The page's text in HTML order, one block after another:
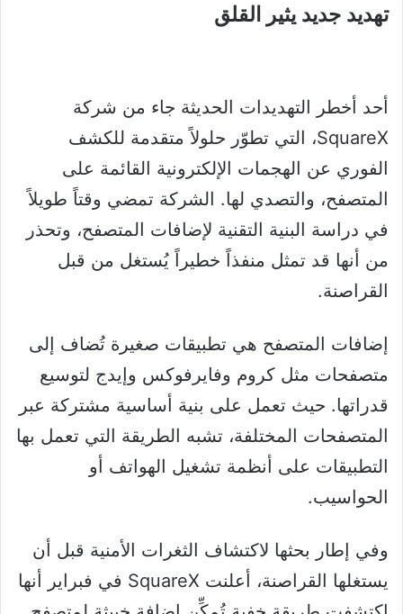
تهديد جديد يثير القلق
أحد أخطر التهديدات الحديثة جاء من شركة
SquareX، التي تطوّر حلولاً متقدمة للكشف
الفوري عن الهجمات الإلكترونية القائمة على
المتصفح، والتصدي لها. الشركة تمضي وقتاً طويلاً
في دراسة البنية التقنية لإضافات المتصفح، وتحذر
من أنها قد تمثل منفذاً خطيراً يُستغل من قبل
القراصنة.
إضافات المتصفح هي تطبيقات صغيرة تُضاف إلى
متصفحات مثل كروم وفايرفوكس وإيدج لتوسيع
قدراتها. حيث تعمل على بنية أساسية مشتركة عبر
المتصفحات المختلفة، تشبه الطريقة التي تعمل بها
التطبيقات على أنظمة تشغيل الهواتف أو
الحواسيب.
وفي إطار بحثها لاكتشاف الثغرات الأمنية قبل أن
يستغلها القراصنة، أعلنت SquareX في فبراير أنها